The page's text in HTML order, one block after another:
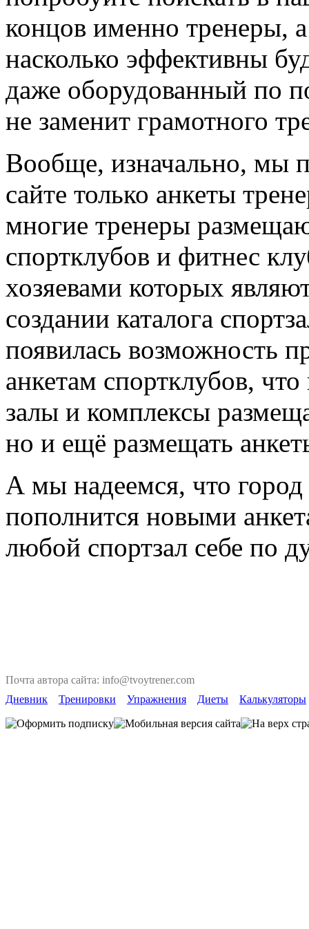
концов именно тренеры,
насколько эффективны
даже оборудованный по
не заменит грамотного
Вообще, изначально, мы
сайте только анкеты
многие тренеры
спортклубов и фитнес
хозяевами которых
создании каталога
появилась возможность
анкетам спортклубов,
залы и комплексы
но и ещё размещать
А мы надеемся, что
пополнится новыми
любой спортзал себе по
Почта автора сайта: info@tvoytrener.com
Дневник
Тренировки Упражнения Диеты Калькуляторы